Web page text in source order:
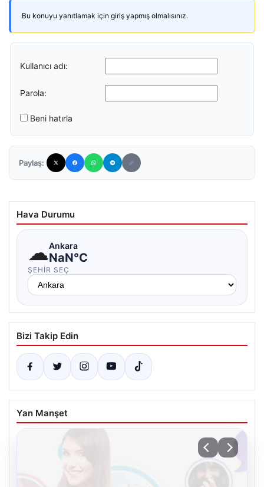
Bu konuyu yanıtlamak için giriş yapmış olmalısınız.
Kullanıcı adı:
Parola:
Beni hatırla
Paylaş:
Hava Durumu
☁Ankara
NaN°C
ŞEHIR SEÇ
Bizi Takip Edin
Yan Manşet